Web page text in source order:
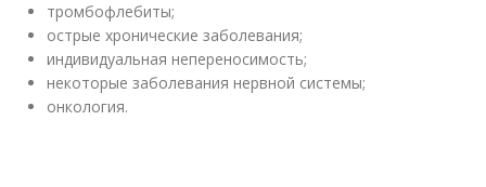
тромбофлебиты;
острые хронические заболевания;
индивидуальная непереносимость;
некоторые заболевания нервной системы;
онкология.